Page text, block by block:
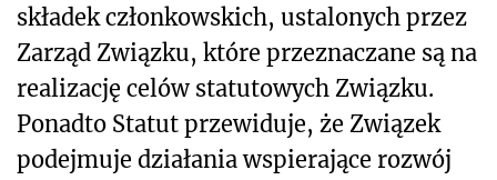
składek członkowskich, ustalonych przez
Zarząd Związku, które przeznaczane są na
realizację celów statutowych Związku.
Ponadto Statut przewiduje, że Związek
podejmuje działania wspierające rozwój